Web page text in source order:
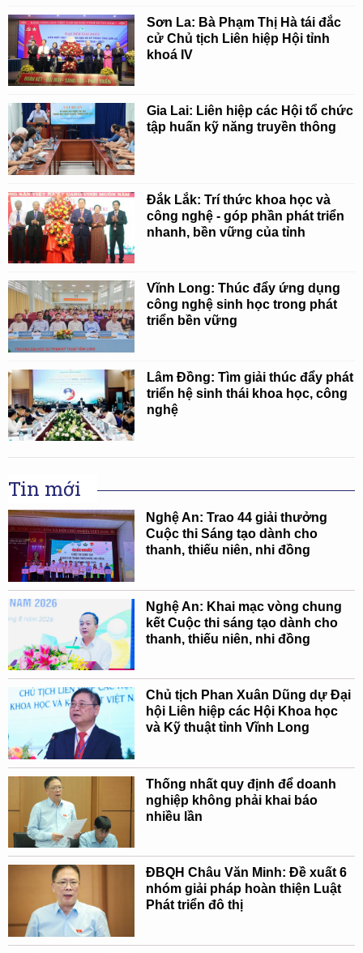
Sơn La: Bà Phạm Thị Hà tái đắc
cử Chủ tịch Liên hiệp Hội tỉnh
khoá IV
Gia Lai: Liên hiệp các Hội tổ chức
tập huấn kỹ năng truyền thông
Đắk Lắk: Trí thức khoa học và
công nghệ - góp phần phát triển
nhanh, bền vững của tỉnh
Vĩnh Long: Thúc đẩy ứng dụng
công nghệ sinh học trong phát
triển bền vững
Lâm Đồng: Tìm giải thúc đẩy phát
triển hệ sinh thái khoa học, công
nghệ
Tin mới
Nghệ An: Trao 44 giải thưởng
Cuộc thi Sáng tạo dành cho
thanh, thiếu niên, nhi đồng
Nghệ An: Khai mạc vòng chung
kết Cuộc thi sáng tạo dành cho
thanh, thiếu niên, nhi đồng
Chủ tịch Phan Xuân Dũng dự Đại
hội Liên hiệp các Hội Khoa học
và Kỹ thuật tỉnh Vĩnh Long
Thống nhất quy định để doanh
nghiệp không phải khai báo
nhiều lần
ĐBQH Châu Văn Minh: Đề xuất 6
nhóm giải pháp hoàn thiện Luật
Phát triển đô thị